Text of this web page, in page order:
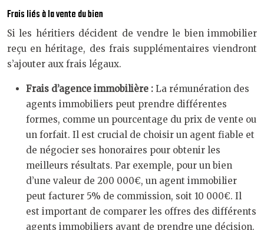
Frais liés à la vente du bien
Si les héritiers décident de vendre le bien immobilier
reçu en héritage, des frais supplémentaires viendront
s’ajouter aux frais légaux.
Frais d’agence immobilière : La rémunération des
agents immobiliers peut prendre différentes
formes, comme un pourcentage du prix de vente ou
un forfait. Il est crucial de choisir un agent fiable et
de négocier ses honoraires pour obtenir les
meilleurs résultats. Par exemple, pour un bien
d’une valeur de 200 000€, un agent immobilier
peut facturer 5% de commission, soit 10 000€. Il
est important de comparer les offres des différents
agents immobiliers avant de prendre une décision.